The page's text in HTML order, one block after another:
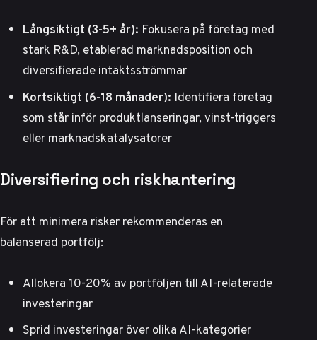
Långsiktigt (3-5+ år): Fokusera på företag med
stark R&D, etablerad marknadsposition och
diversifierade intäktsströmmar
Kortsiktigt (6-18 månader): Identifiera företag
som står inför produktlanseringar, vinst-triggers
eller marknadskatalysatorer
Diversifiering och riskhantering
För att minimera risker rekommenderas en
balanserad portfölj:
Allokera 10-20% av portföljen till AI-relaterade
investeringar
Sprid investeringar över olika AI-kategorier